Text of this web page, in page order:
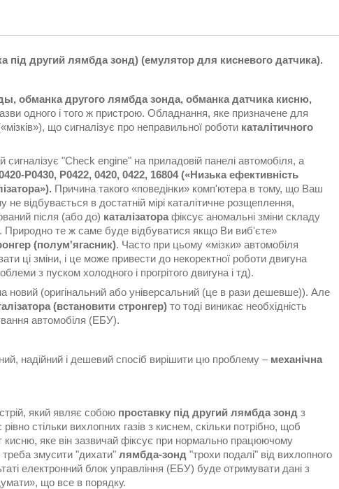
під другий лямбда зонд) (емулятор для кисневого датчика).
обманка другого лямбда зонда, обманка датчика кисню,
одного і того ж пристрою. Обладнання, яке призначене для
що сигналізує про неправильної роботи каталітичного
сигналізує "Check engine" на приладовій панелі автомобіля, а
P0430, P0422, 0420, 0422, 16804 («Низька ефективність
»). Причина такого «поведінки» комп'ютера в тому, що Ваш
відбувається в достатній мірі каталітичне розщеплення,
після (або до) каталізатора фіксує аномальні зміни складу
Природно те ж саме буде відбуватися якщо Ви виб'єте»
(полум'ягасник). Часто при цьому «мізки» автомобіля
ці зміни, і це може привести до некоректної роботи двигуна
з пуском холодного і прогрітого двигуна і тд).
новий (оригінальний або універсальний (це в рази дешевше)). Але
(встановити стронгер) то тоді виникає необхідність
автомобіля (ЕБУ).
надійний і дешевий спосіб вирішити цю проблему – механічна
який являє собою проставку під другий лямбда зонд з
стільки вихлопних газів з киснем, скільки потрібно, щоб
кисню, яке він зазвичай фіксує при нормально працюючому
треба змусити "дихати" лямбда-зонд "трохи подалі" від вихлопного
електронний блок управління (ЕБУ) буде отримувати дані з
що все в порядку.